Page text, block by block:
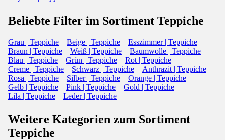
Beliebte Filter im Sortiment Teppiche
Grau | Teppiche Beige | Teppiche
Esszimmer | Teppiche
Braun | Teppiche
Weiß | Teppiche
Baumwolle | Teppiche
Blau | Teppiche
Grün | Teppiche
Rot | Teppiche
Creme | Teppiche
Schwarz | Teppiche
Anthrazit | Teppiche
Rosa | Teppiche
Silber | Teppiche
Orange | Teppiche
Gelb | Teppiche
Pink | Teppiche
Gold | Teppiche
Lila | Teppiche
Leder | Teppiche
Weitere Kategorien zum Sortiment
Teppiche